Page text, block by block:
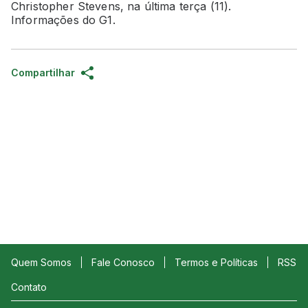
Christopher Stevens, na última terça (11).
Informações do G1.
Compartilhar
Quem Somos Fale Conosco Termos e Políticas RSS
Contato